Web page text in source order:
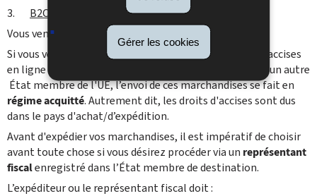
Gérer les cookies
3. B2C – livraison à des fins privées
Vous vendez des marchandises à un particulier.
Si vous vendez des marchandises soumis à des droits d’accises
en ligne (web shop) ou à distance à un particulier dans un autre
‎ État membre de l'UE, l’envoi de ces marchandises se fait en
régime acquitté. Autrement dit, les droits d'accises sont dus
dans le pays d'achat/d’expédition.
Avant d'expédier vos marchandises, il est impératif de choisir
avant toute chose si vous désirez procéder via un représentant
fiscalenregistré dans l’État membre de destination.
L’expéditeur ou le représentant fiscal doit :